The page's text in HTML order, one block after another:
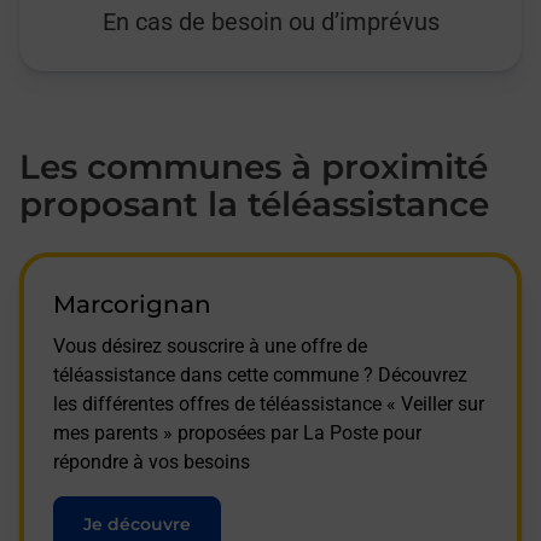
En cas de besoin ou d’imprévus
Les communes à proximité
proposant la téléassistance
Marcorignan
Vous désirez souscrire à une offre de
téléassistance dans cette commune ? Découvrez
les différentes offres de téléassistance « Veiller sur
mes parents » proposées par La Poste pour
répondre à vos besoins
Je découvre